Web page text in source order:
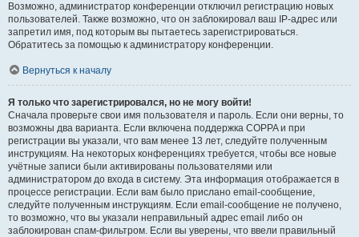
Возможно, администратор конференции отключил регистрацию новых
пользователей. Также возможно, что он заблокировал ваш IP-адрес или
запретил имя, под которым вы пытаетесь зарегистрироваться.
Обратитесь за помощью к администратору конференции.
Вернуться к началу
Я только что зарегистрировался, но не могу войти!
Сначала проверьте свои имя пользователя и пароль. Если они верны, то
возможны два варианта. Если включена поддержка COPPA и при
регистрации вы указали, что вам менее 13 лет, следуйте полученным
инструкциям. На некоторых конференциях требуется, чтобы все новые
учётные записи были активированы пользователями или
администратором до входа в систему. Эта информация отображается в
процессе регистрации. Если вам было прислано email-сообщение,
следуйте полученным инструкциям. Если email-сообщение не получено,
то возможно, что вы указали неправильный адрес email либо он
заблокирован спам-фильтром. Если вы уверены, что ввели правильный